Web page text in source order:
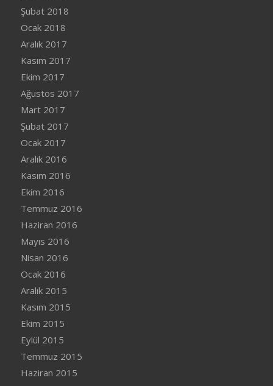
Şubat 2018
Ocak 2018
Aralık 2017
Kasım 2017
Ekim 2017
Ağustos 2017
Mart 2017
Şubat 2017
Ocak 2017
Aralık 2016
Kasım 2016
Ekim 2016
Temmuz 2016
Haziran 2016
Mayıs 2016
Nisan 2016
Ocak 2016
Aralık 2015
Kasım 2015
Ekim 2015
Eylül 2015
Temmuz 2015
Haziran 2015